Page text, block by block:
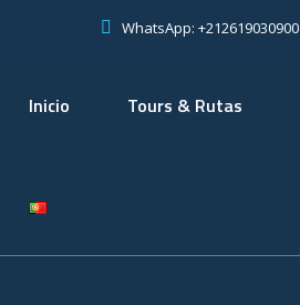
WhatsApp: +212619030900
Inicio Tours & Rutas